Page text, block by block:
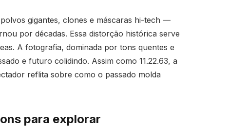
gigantes, clones e máscaras hi-tech —
por décadas. Essa distorção histórica serve
A fotografia, dominada por tons quentes e
e futuro colidindo. Assim como 11.22.63, a
reflita sobre como o passado molda
para explorar